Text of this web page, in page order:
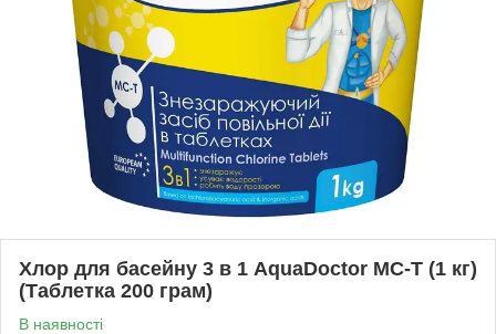
Хлор для басейну 3 в 1 AquaDoctor MC-T (1 кг)
(Таблетка 200 грам)
В наявності